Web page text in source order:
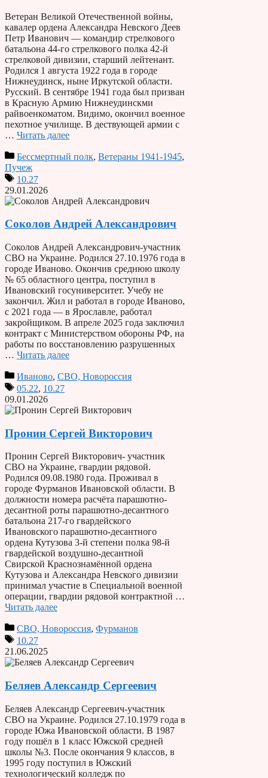
Ветеран Великой Отечественной войны,
кавалер ордена Александра Невского Деев
Петр Иванович — командир стрелкового
батальона 44-го стрелкового полка 42-й
стрелковой дивизии, старший лейтенант.
Родился 1 августа 1922 года в городе
Нижнеудинск, ныне Иркутской области.
Русский. В сентябре 1941 года был призван
в Красную Армию Нижнеудинскми
райвоенкоматом. Видимо, окончил военное
пехотное училище. В дествующей армии с
… Читать далее
Бессмертный полк, Ветераны 1941-1945,
Пучеж
10.27
29.01.2026
Соколов Андрей Александрович
Соколов Андрей Александрович-участник
СВО на Украине. Родился 27.10.1976 года в
городе Иваново. Окончив среднюю школу
№ 65 областного центра, поступил в
Ивановский госуниверситет. Учебу не
закончил. Жил и работал в городе Иваново,
с 2021 года — в Ярославле, работал
закройщиком. В апреле 2025 года заключил
контракт с Министерством обороны РФ, на
работы по восстановлению разрушенных
… Читать далее
Иваново, СВО, Новороссия
05.22, 10.27
09.01.2026
Пронин Сергей Викторович
Пронин Сергей Викторович- участник
СВО на Украине, гвардии рядовой.
Родился 09.08.1980 года. Проживал в
городе Фурманов Ивановской области. В
должности номера расчёта парашютно-
десантной роты парашютно-десантного
батальона 217-го гвардейского
Ивановского парашютно-десантного
ордена Кутузова 3-й степени полка 98-й
гвардейской воздушно-десантной
Свирской Краснознамённой ордена
Кутузова и Александра Невского дивизии
принимал участие в Специальной военной
операции, гвардии рядовой контрактной …
Читать далее
СВО, Новороссия, Фурманов
10.27
21.06.2025
Беляев Александр Сергеевич
Беляев Александр Сергеевич-участник
СВО на Украине. Родился 27.10.1979 года в
городе Южа Ивановской области. В 1987
году пошёл в 1 класс Южской средней
школы №3. После окончания 9 классов, в
1995 году поступил в Южский
технологический колледж по